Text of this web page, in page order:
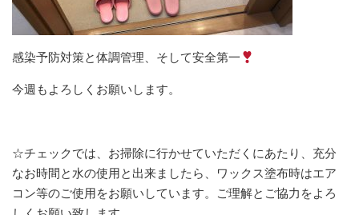
感染予防対策と体調管理、そして安全第一
今週もよろしくお願いします。
☆チェックでは、お掃除に行かせていただくにあたり、充分
なお時間と水の使用と出来ましたら、ワックス塗布時はエア
コン等のご使用をお願いしています。ご理解とご協力をよろ